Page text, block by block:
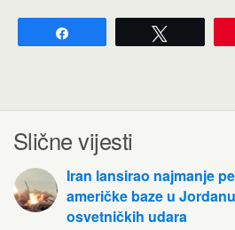
Slične vijesti
Iran lansirao najmanje
američke baze u
osvetničkih udara